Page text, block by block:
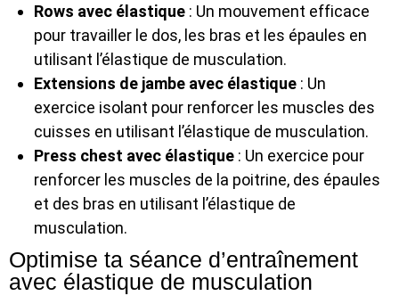
Rows avec élastique : Un mouvement efficace
pour travailler le dos, les bras et les épaules en
utilisant l’élastique de musculation.
Extensions de jambe avec élastique : Un
exercice isolant pour renforcer les muscles des
cuisses en utilisant l’élastique de musculation.
Press chest avec élastique : Un exercice pour
renforcer les muscles de la poitrine, des épaules
et des bras en utilisant l’élastique de
musculation.
Optimise ta séance d’entraînement
avec élastique de musculation